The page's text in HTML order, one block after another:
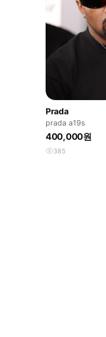
Prada
prada a19s
400,000원
385